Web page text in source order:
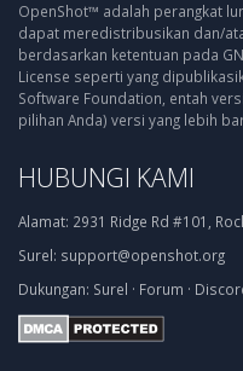
OpenShot™ adalah perangkat
dapat meredistribusikan dan/
berdasarkan ketentuan pada
License seperti yang
Software Foundation, entah
pilihan Anda) versi yang lebih
HUBUNGI KAMI
Alamat: 2931 Ridge Rd #101,
Surel: support@openshot.org
Dukungan: Surel · Forum ·